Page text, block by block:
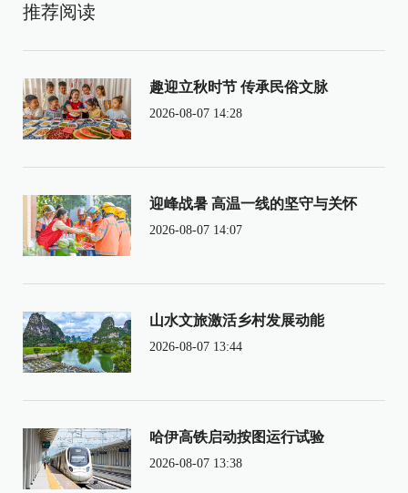
推荐阅读
趣迎立秋时节 传承民俗文脉
2026-08-07 14:28
迎峰战暑 高温一线的坚守与关怀
2026-08-07 14:07
山水文旅激活乡村发展动能
2026-08-07 13:44
哈伊高铁启动按图运行试验
2026-08-07 13:38